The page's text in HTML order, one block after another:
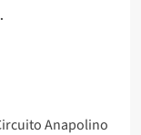
Anapolino